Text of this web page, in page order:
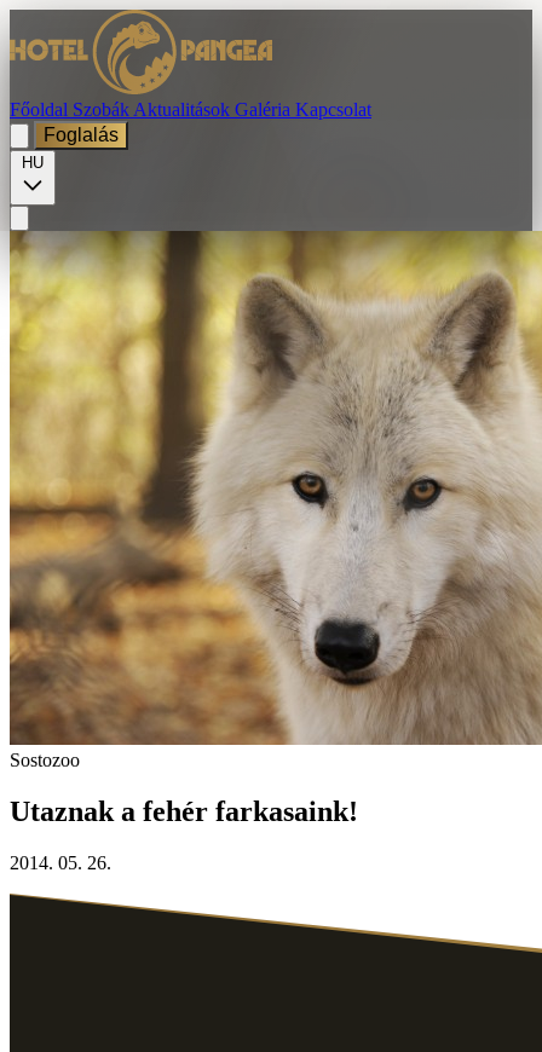
Főoldal Szobák Aktualitások Galéria Kapcsolat
Foglalás
HU
Sostozoo
Utaznak a fehér farkasaink!
2014. 05. 26.